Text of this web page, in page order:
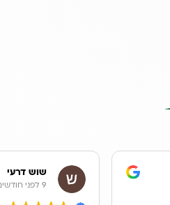
שוש דרעי
9 לפני חודשים